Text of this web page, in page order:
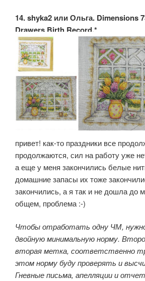
14. shyka2 или Ольга. Dimensions
Drawers Birth Record.*
привет! как-то праздники все
продолжаются, сил на работу уже
а еще у меня закончились белые
домашние запасы их тоже
закончились, а я так и не дошла до
общем, проблема :-)
Чтобы отработать одну ЧМ,
двойную минимальную норму.
вторая метка, соответственно
этом норму буду проверять и
Гневные письма, апелляции и